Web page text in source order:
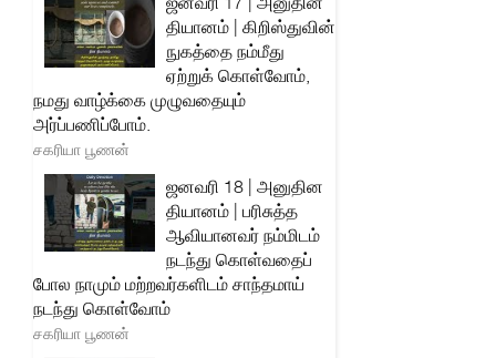
தியானம் | கிறிஸ்துவின்
நுகத்தை நம்மீது
ஏற்றுக் கொள்வோம்,
நமது வாழ்க்கை முழுவதையும்
அர்ப்பணிப்போம்.
சகரியா பூணன்
ஜனவரி 18 | அனுதின
தியானம் | பரிசுத்த
ஆவியானவர் நம்மிடம்
நடந்து கொள்வதைப்
போல நாமும் மற்றவர்களிடம் சாந்தமாய்
நடந்து கொள்வோம்
சகரியா பூணன்